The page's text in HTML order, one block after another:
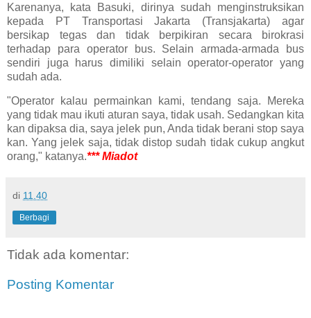
Karenanya, kata Basuki, dirinya sudah menginstruksikan
kepada PT Transportasi Jakarta (Transjakarta) agar
bersikap tegas dan tidak berpikiran secara birokrasi
terhadap para operator bus. Selain armada-armada bus
sendiri juga harus dimiliki selain operator-operator yang
sudah ada.
"Operator kalau permainkan kami, tendang saja. Mereka
yang tidak mau ikuti aturan saya, tidak usah. Sedangkan kita
kan dipaksa dia, saya jelek pun, Anda tidak berani stop saya
kan. Yang jelek saja, tidak distop sudah tidak cukup angkut
orang," katanya.*** Miadot
di 11.40
Berbagi
Tidak ada komentar:
Posting Komentar